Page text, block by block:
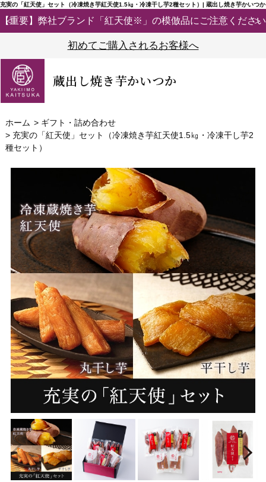
充実の「紅天使」セット（冷凍焼き芋紅天使1.5㎏・冷凍干し芋2種セット）| 蔵出し焼き芋かいつか
【重要】弊社ブランド「紅天使※」の模倣品にご注意ください
初めてご購入されるお客様へ
蔵出し焼き芋かいつか
ホーム > ギフト・詰め合わせ
> 充実の「紅天使」セット（冷凍焼き芋紅天使1.5㎏・冷凍干し芋2
種セット）
Prev